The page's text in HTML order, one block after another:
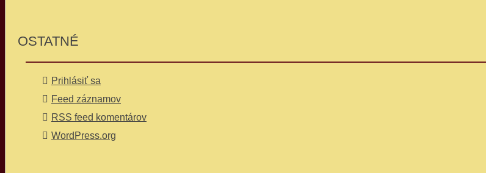
OSTATNÉ
Prihlásiť sa
Feed záznamov
RSS feed komentárov
WordPress.org